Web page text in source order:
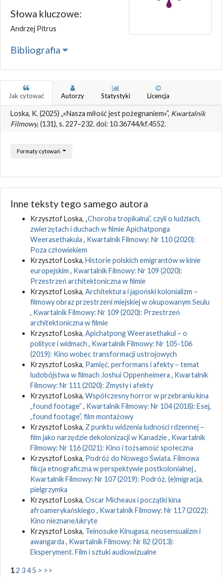
Słowa kluczowe:
Andrzej Pitrus
Bibliografia
Jak cytować Autorzy Statystyki Licencja
Loska, K. (2025) „«Nasza miłość jest pożegnaniem»”, Kwartalnik
Filmowy, (131), s. 227–232. doi: 10.36744/kf.4552.
Formaty cytowań
Inne teksty tego samego autora
Krzysztof Loska, „Choroba tropikalna”, czyli o ludziach,
zwierzętach i duchach w filmie Apichatponga
Weerasethakula , Kwartalnik Filmowy: Nr 110 (2020):
Poza człowiekiem
Krzysztof Loska, Historie polskich emigrantów w kinie
europejskim , Kwartalnik Filmowy: Nr 109 (2020):
Przestrzeń architektoniczna w filmie
Krzysztof Loska, Architektura i japoński kolonializm –
filmowy obraz przestrzeni miejskiej w okupowanym Seulu
, Kwartalnik Filmowy: Nr 109 (2020): Przestrzeń
architektoniczna w filmie
Krzysztof Loska, Apichatpong Weerasethakul – o
polityce i widmach , Kwartalnik Filmowy: Nr 105-106
(2019): Kino wobec transformacji ustrojowych
Krzysztof Loska, Pamięć, performans i afekty – temat
ludobójstwa w filmach Joshui Oppenheimera , Kwartalnik
Filmowy: Nr 111 (2020): Zmysły i afekty
Krzysztof Loska, Współczesny horror w przebraniu kina
„found footage” , Kwartalnik Filmowy: Nr 104 (2018): Esej,
„found footage”, film montażowy
Krzysztof Loska, Z punktu widzenia ludności rdzennej –
film jako narzędzie dekolonizacji w Kanadzie, Kwartalnik
Filmowy: Nr 116 (2021): Kino i tożsamość społeczna
Krzysztof Loska, Podróż do Nowego Świata. Filmowa
fikcja etnograficzna w perspektywie postkolonialnej,
Kwartalnik Filmowy: Nr 107 (2019): Podróż, (e)migracja,
pielgrzymka
Krzysztof Loska, Oscar Micheaux i początki kina
afroamerykańskiego , Kwartalnik Filmowy: Nr 117 (2022):
Kino nieznane/ukryte
Krzysztof Loska, Teinosuke Kinugasa, neosensualizm i
awangarda , Kwartalnik Filmowy: Nr 82 (2013):
Eksperyment. Film i sztuki audiowizualne
12 345 > >>